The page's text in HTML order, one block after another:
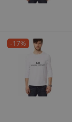
-17%